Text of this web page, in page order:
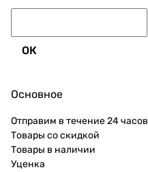
ОК
Основное
Отправим в течение 24 часов
Товары со скидкой
Товары в наличии
Уценка